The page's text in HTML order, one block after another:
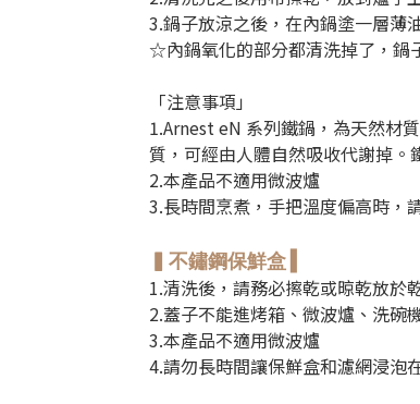
3.鍋子放涼之後，在內鍋塗一層薄
☆內鍋氧化的部分都清洗掉了，鍋
「注意事項」
1.Arnest eN 系列鐵鍋，為天然材
質，可經由人體自然吸收代謝掉。
2.本產品不適用微波爐
3.長時間烹煮，手把溫度偏高時，
▍不鏽鋼保鮮盒
1.清洗後，請務必擦乾或晾乾放於
2.蓋子不能進烤箱、微波爐、洗碗
3.本產品不適用微波爐
4.請勿長時間讓保鮮盒和濾網浸泡